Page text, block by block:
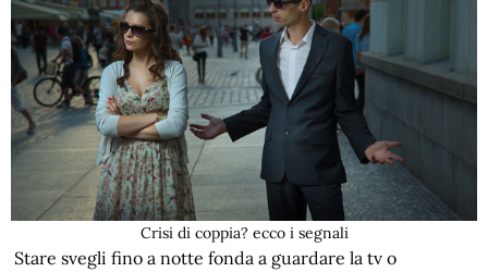
Crisi di coppia? ecco i segnali
Stare svegli fino a notte fonda a guardare la tv o